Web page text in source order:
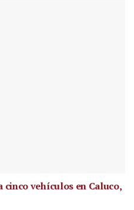
cinco vehículos en Caluco,